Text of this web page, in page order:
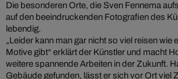
Die besonderen Orte, die Sven Fennema
auf den beeindruckenden Fotografien des
lebendig.
„Leider kann man gar nicht so viel reisen wie
Motive gibt“ erklärt der Künstler und macht
weitere spannende Arbeiten in der Zukunft.
Gebäude gefunden, lässt er sich vor Ort viel